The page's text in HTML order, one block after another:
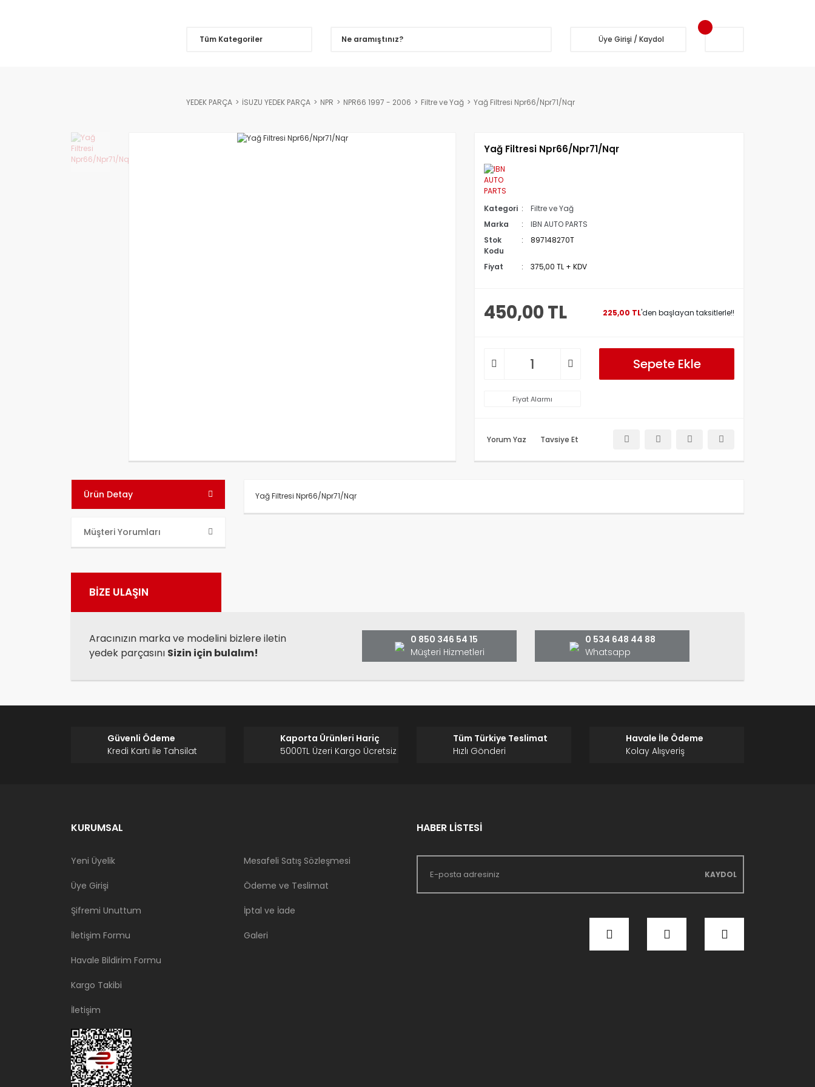
Tüm Kategoriler Üye Girişi / Kaydol
YEDEK PARÇA İSUZU YEDEK PARÇA NPR NPR66 1997 - 2006 Filtre ve Yağ Yağ Filtresi Npr66/Npr71/Nqr
Yağ Filtresi Npr66/Npr71/Nqr
Kategori
Filtre ve Yağ
Marka
IBN AUTO PARTS
Stok
Kodu
897148270T
Fiyat 375,00 TL + KDV
450,00 TL 225,00 TL'den başlayan taksitlerle!!
Sepete Ekle
Fiyat Alarmı
Yorum Yaz Tavsiye Et
Ürün Detay
Müşteri Yorumları
Yağ Filtresi Npr66/Npr71/Nqr
Ürün fiyatı diğer sitelerden daha pahalı.
Bu ürüne benzer farklı alternatifler olmalı.
BİZE ULAŞIN
Aracınızın marka ve modelini bizlere iletin
yedek parçasını Sizin için bulalım!
0 850 346 54 15
Müşteri Hizmetleri
0 534 648 44 88
Whatsapp
Güvenli Ödeme
Kredi Kartı ile Tahsilat
Kaporta Ürünleri Hariç
5000TL Üzeri Kargo Ücretsiz
Tüm Türkiye Teslimat
Hızlı Gönderi
Havale İle Ödeme
Kolay Alışveriş
KURUMSAL
Yeni Üyelik
Üye Girişi
Şifremi Unuttum
İletişim Formu
Havale Bildirim Formu
Kargo Takibi
İletişim
Mesafeli Satış Sözleşmesi
Ödeme ve Teslimat
İptal ve İade
Galeri
HABER LİSTESİ
KAYDOL